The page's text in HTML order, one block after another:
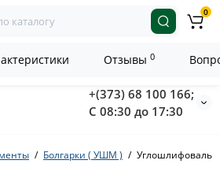
+(373) 68 100 166;
С 08:30 до 17:30
0
Болгарки ( УШМ )
Отзывы 0